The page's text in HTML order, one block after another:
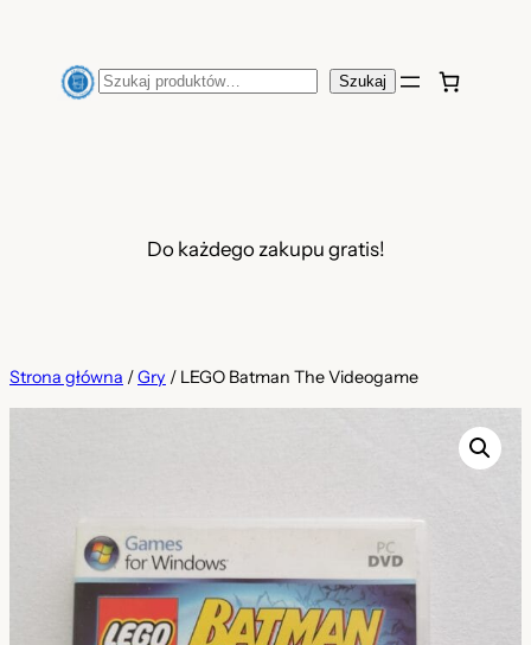
Szukaj Szukaj
Do każdego zakupu gratis!
Strona główna /Gry / LEGO Batman The Videogame